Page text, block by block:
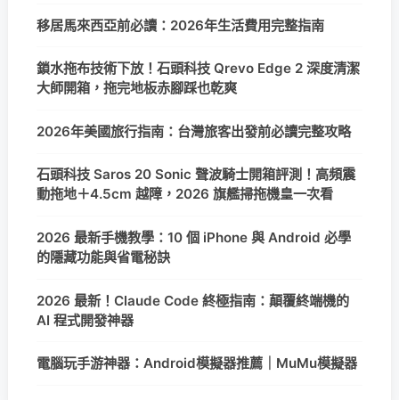
移居馬來西亞前必讀：2026年生活費用完整指南
鎖水拖布技術下放！石頭科技 Qrevo Edge 2 深度清潔
大師開箱，拖完地板赤腳踩也乾爽
2026年美國旅行指南：台灣旅客出發前必讀完整攻略
石頭科技 Saros 20 Sonic 聲波騎士開箱評測！高頻震
動拖地＋4.5cm 越障，2026 旗艦掃拖機皇一次看
2026 最新手機教學：10 個 iPhone 與 Android 必學
的隱藏功能與省電秘訣
2026 最新！Claude Code 終極指南：顛覆終端機的
AI 程式開發神器
電腦玩手游神器：Android模擬器推薦｜MuMu模擬器